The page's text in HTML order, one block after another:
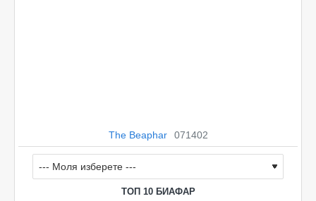
The Beaphar 071402
ТОП 10 БИАФАР